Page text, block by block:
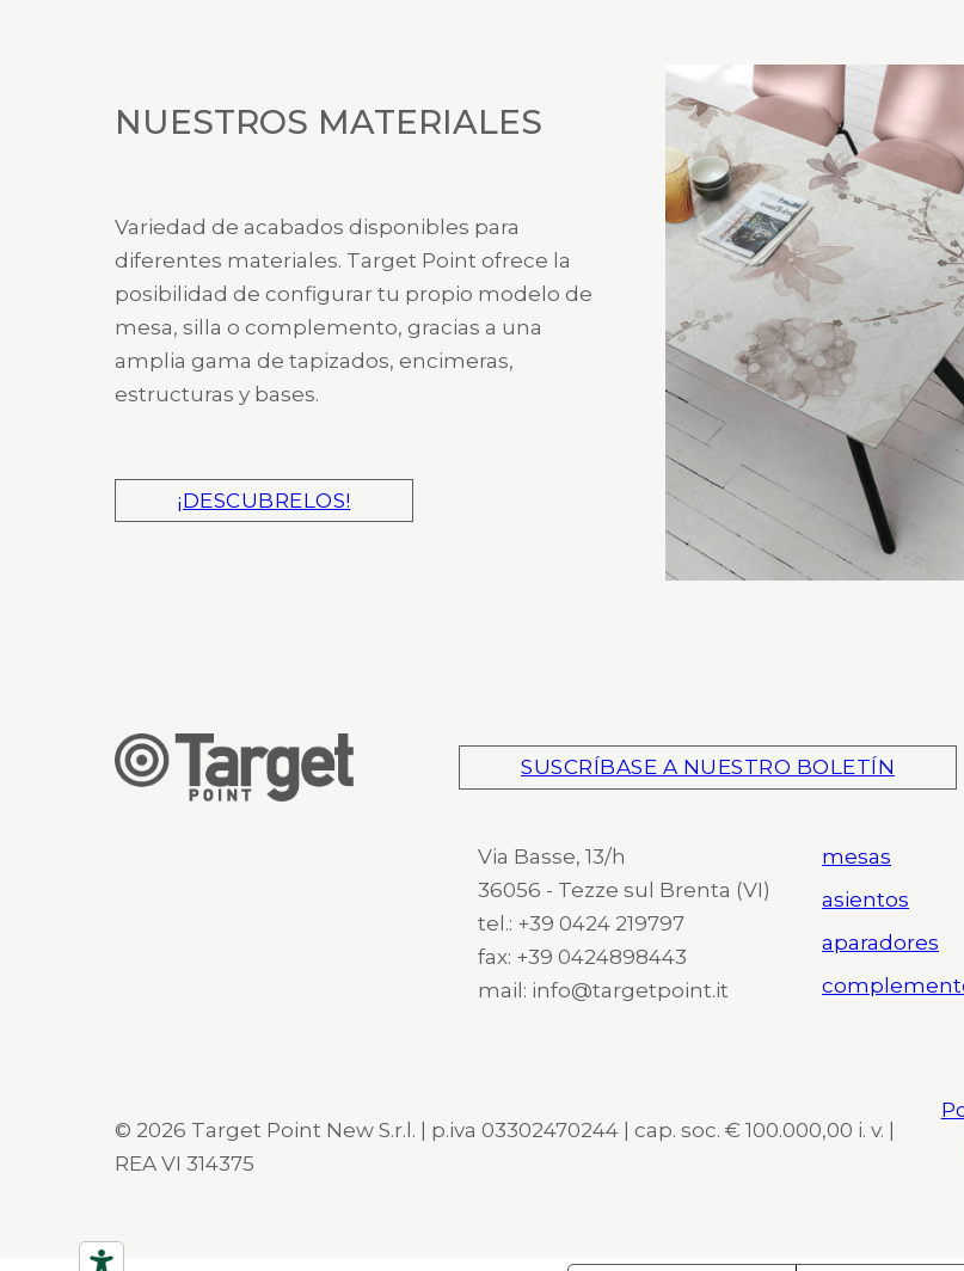
NUESTROS MATERIALES
Variedad de acabados disponibles para
diferentes materiales. Target Point ofrece la
posibilidad de configurar tu propio modelo de
mesa, silla o complemento, gracias a una
amplia gama de tapizados, encimeras,
estructuras y bases.
¡DESCUBRELOS!
SUSCRÍBASE A NUESTRO BOLETÍN
Via Basse, 13/h
36056 - Tezze sul Brenta (VI)
tel.: +39 0424 219797
fax: +39 0424898443
mail: info@targetpoint.it
mesas
asientos
aparadores
© 2026 Target Point New S.r.l. | p.iva 03302470244 | cap. soc. € 100.000,00 i. v. |
REA VI 314375